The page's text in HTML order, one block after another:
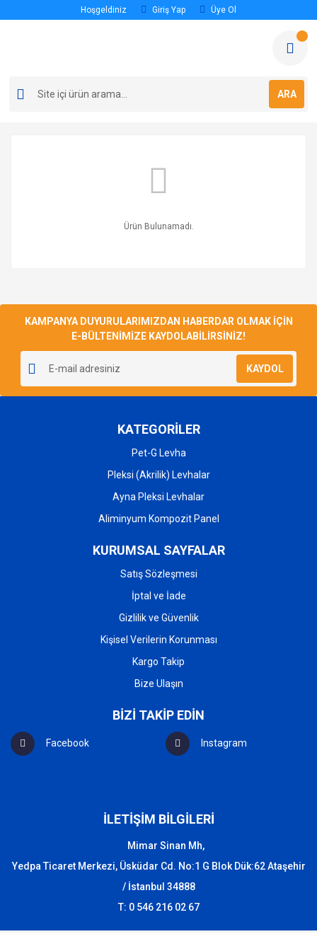
Hoşgeldiniz Giriş Yap Üye Ol
ARA
Ürün Bulunamadı.
KAMPANYA DUYURULARIMIZDAN HABERDAR OLMAK İÇİN
E-BÜLTENİMİZE KAYDOLABİLİRSİNİZ!
KAYDOL
KATEGORİLER
Pet-G Levha
Pleksi (Akrilik) Levhalar
Ayna Pleksi Levhalar
Aliminyum Kompozit Panel
KURUMSAL SAYFALAR
Satış Sözleşmesi
İptal ve İade
Gizlilik ve Güvenlik
Kişisel Verilerin Korunması
Kargo Takip
Bize Ulaşın
BİZİ TAKİP EDİN
Facebook Instagram
İLETİŞİM BİLGİLERİ
Mimar Sinan Mh,
Yedpa Ticaret Merkezi, Üsküdar Cd. No:1 G Blok Dük:62 Ataşehir
/ İstanbul 34888
T: 0 546 216 02 67